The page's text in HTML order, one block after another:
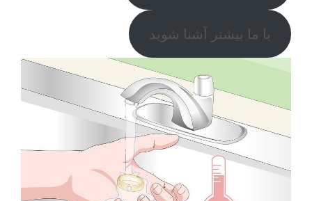
با ما بیشتر آشنا شوید